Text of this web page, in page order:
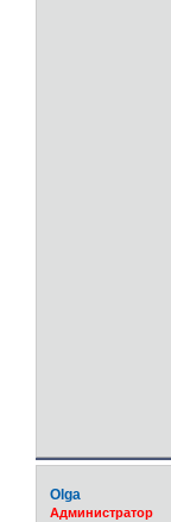
Olga
Администратор